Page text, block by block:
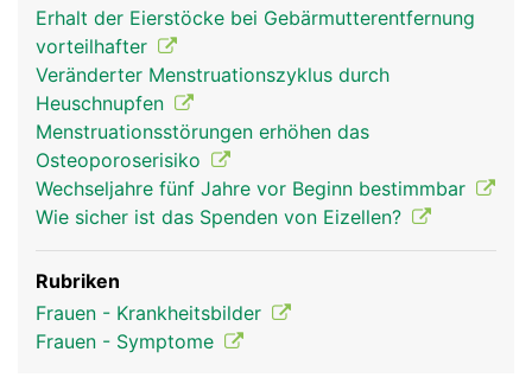
Erhalt der Eierstöcke bei Gebärmutterentfernung
vorteilhafter
Veränderter Menstruationszyklus durch
Heuschnupfen
Menstruationsstörungen erhöhen das
Osteoporoserisiko
Wechseljahre fünf Jahre vor Beginn bestimmbar
Wie sicher ist das Spenden von Eizellen?
Rubriken
Frauen - Krankheitsbilder
Frauen - Symptome